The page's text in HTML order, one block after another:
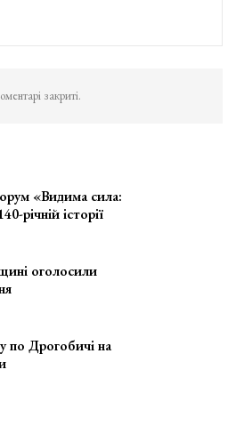
закриті.
«Видима сила:
річній історії
оголосили
по Дрогобичі на